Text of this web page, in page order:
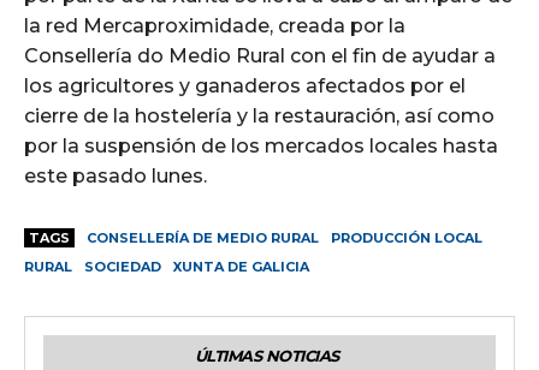
la red Mercaproximidade, creada por la
Consellería do Medio Rural con el fin de ayudar a
los agricultores y ganaderos afectados por el
cierre de la hostelería y la restauración, así como
por la suspensión de los mercados locales hasta
este pasado lunes.
TAGS CONSELLERÍA DE MEDIO RURAL
PRODUCCIÓN LOCAL
RURAL
SOCIEDAD XUNTA DE GALICIA
ÚLTIMAS NOTICIAS